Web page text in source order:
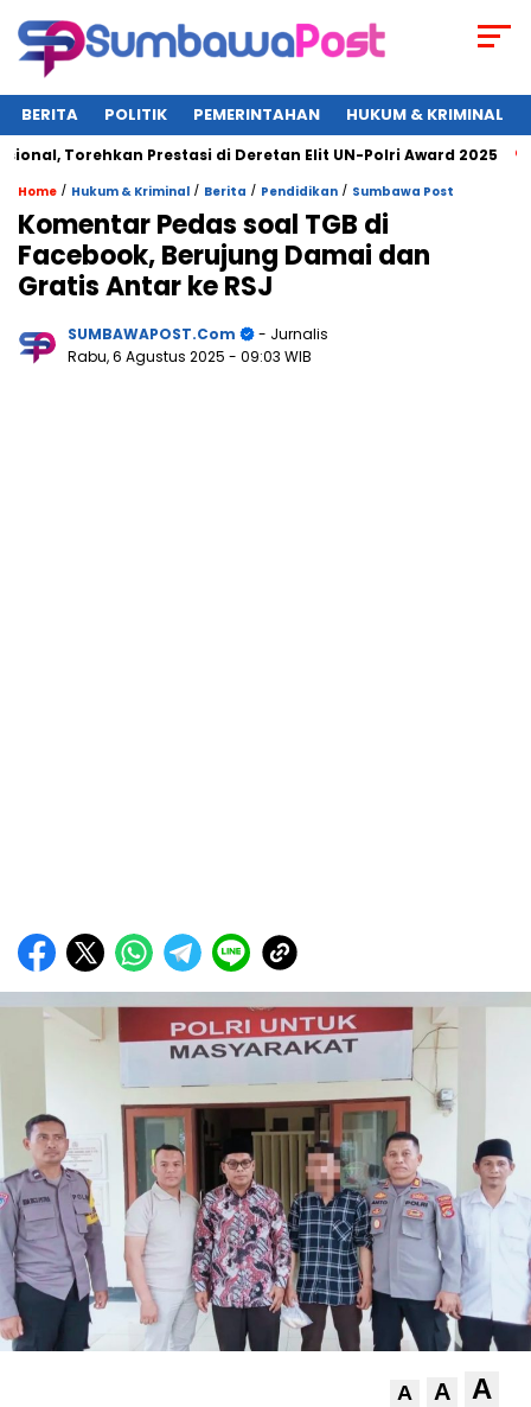
BERITA POLITIK PEMERINTAHAN HUKUM & KRIMINAL
Torehkan Prestasi di Deretan Elit UN-Polri Award 2025
Home / Hukum & Kriminal / Berita / Pendidikan / Sumbawa Post
Komentar Pedas soal TGB di
Facebook, Berujung Damai dan
Gratis Antar ke RSJ
SUMBAWAPOST.com
- Jurnalis
Rabu, 6 Agustus 2025 - 09:03 WIB
A A A